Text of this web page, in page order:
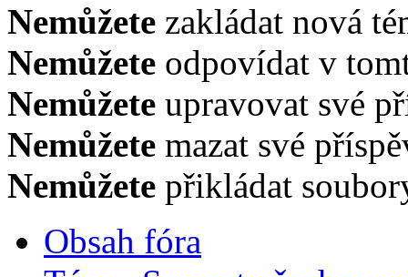
Nemůžete zakládat nová
Nemůžete odpovídat v
Nemůžete upravovat své
Nemůžete mazat své
Nemůžete přikládat
Obsah fóra